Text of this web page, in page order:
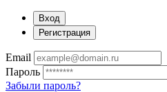
Вход
Регистрация
Email
Пароль
Забыли пароль?